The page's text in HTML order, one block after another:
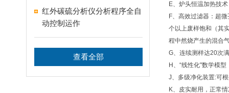
红外碳硫分析仪分析程序全自
动控制运作
查看全部
E、炉头恒温加热技
F、高效过滤器：超
个以上废样饱和（其
程中然烧产生的混合
G、连续测样达20次
H、“线性化"数学模
J、多级净化装置:可
K、皮实耐用，正常